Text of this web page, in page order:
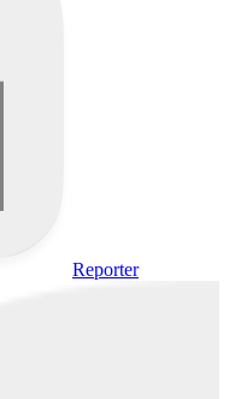
Reporter